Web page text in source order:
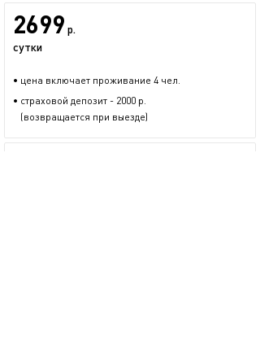
2699 р.
сутки
• цена включает проживание 4 чел.
• страховой депозит - 2000 р.
(возвращается при выезде)